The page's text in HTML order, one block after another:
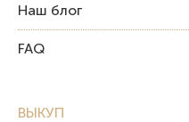
Наш блог
FAQ
ВЫКУП